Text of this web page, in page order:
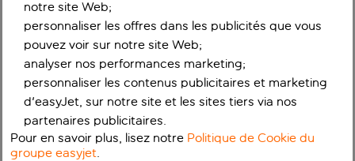
notre site Web;
personnaliser les offres dans les publicités que vous
pouvez voir sur notre site Web;
analyser nos performances marketing;
personnaliser les contenus publicitaires et marketing
d'easyJet, sur notre site et les sites tiers via nos
partenaires publicitaires.
Pour en savoir plus, lisez notre Politique de Cookie du
groupe easyjet.